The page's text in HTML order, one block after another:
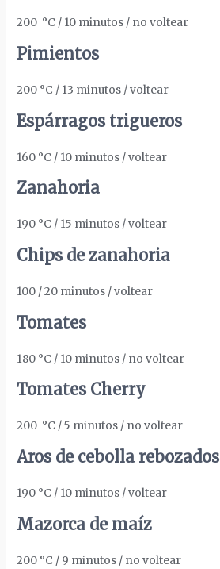
200 °C / 10 minutos / no voltear
Pimientos
200 °C / 13 minutos / voltear
Espárragos trigueros
160 °C / 10 minutos / voltear
Zanahoria
190 °C / 15 minutos / voltear
Chips de zanahoria
100 / 20 minutos / voltear
Tomates
180 °C / 10 minutos / no voltear
Tomates Cherry
200 °C / 5 minutos / no voltear
Aros de cebolla rebozados
190 °C / 10 minutos / voltear
Mazorca de maíz
200 °C / 9 minutos / no voltear